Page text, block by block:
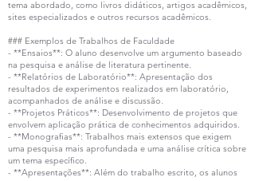
tema abordado, como livros didáticos, artigos acadêmicos,
sites especializados e outros recursos acadêmicos.
### Exemplos de Trabalhos de Faculdade
- **Ensaios**: O aluno desenvolve um argumento baseado
na pesquisa e análise de literatura pertinente.
- **Relatórios de Laboratório**: Apresentação dos
resultados de experimentos realizados em laboratório,
acompanhados de análise e discussão.
- **Projetos Práticos**: Desenvolvimento de projetos que
envolvem aplicação prática de conhecimentos adquiridos.
- **Monografias**: Trabalhos mais extensos que exigem
uma pesquisa mais aprofundada e uma análise crítica sobre
um tema específico.
- **Apresentações**: Além do trabalho escrito, os alunos